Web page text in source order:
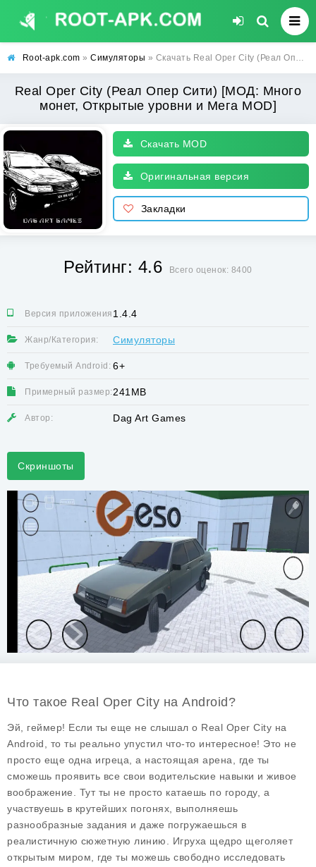
Root-apk.com » Симуляторы » Скачать Real Oper City (Реал Опер Сити) [МОД: Много монет, Открытые уровни и Мега MOD] | Взлом Real Oper City на Андроид
Real Oper City (Реал Опер Сити) [МОД: Много
монет, Открытые уровни и Мега MOD]
Скачать MOD
Оригинальная версия
Закладки
Рейтинг: 4.6 Всего оценок: 8400
Версия приложения:1.4.4
Жанр/Категория: Симуляторы
Требуемый Android: 6+
Примерный размер: 241MB
Автор: Dag Art Games
Скриншоты
Что такое Real Oper City на Android?
Эй, геймер! Если ты еще не слышал о Real Oper City на
Android, то ты реально упустил что-то интересное! Это не
просто еще одна игреца, а настоящая арена, где ты
сможешь проявить все свои водительские навыки и живое
воображение. Тут ты не просто катаешь по городу, а
участвуешь в крутейших погонях, выполняешь
разнообразные задания и даже погружаешься в
реалистичную сюжетную линию. Игруха щедро щеголяет
открытым миром, где ты можешь свободно исследовать